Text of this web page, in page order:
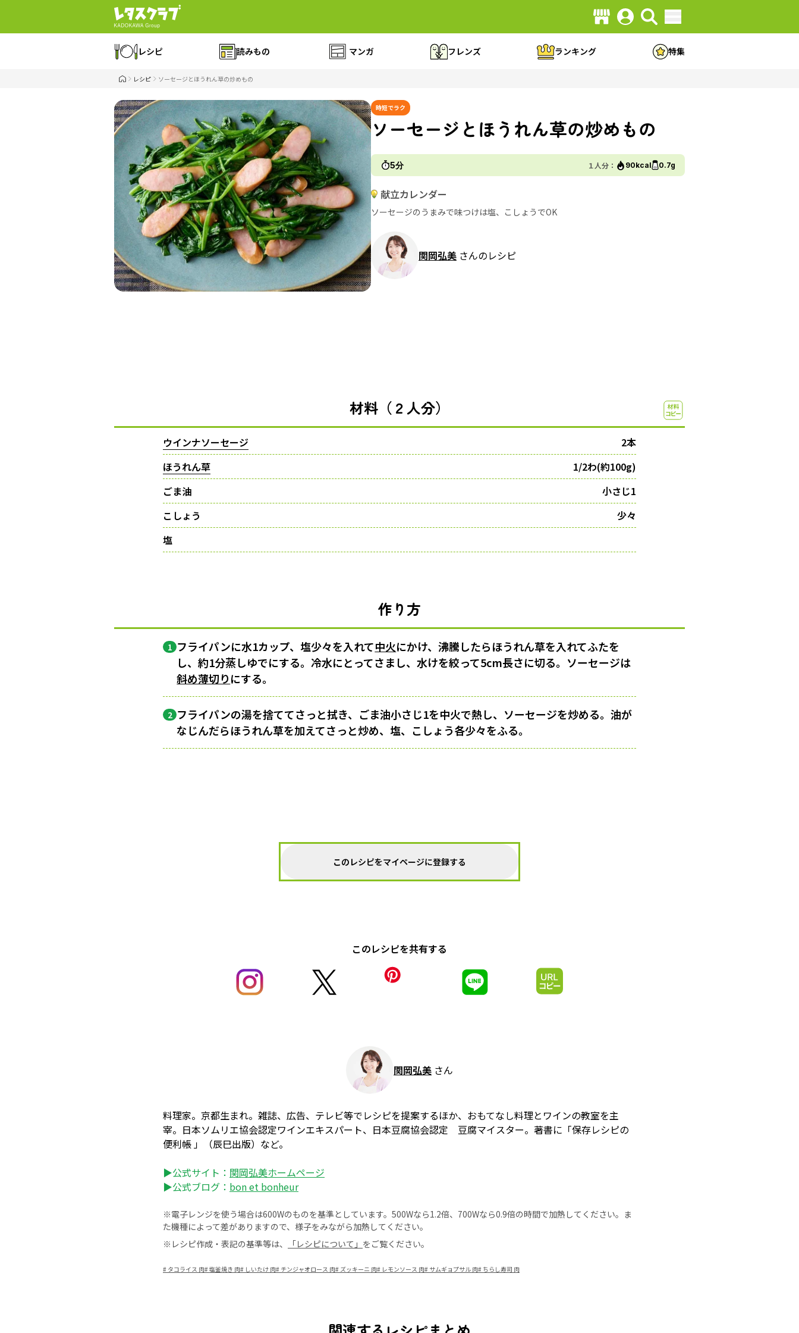
レシピ 読みもの マンガ フレンズ ランキング 特集
レシピ ソーセージとほうれん草の炒めもの
時短でラク
ソーセージとほうれん草の炒めもの
5分 １人分： 90kcal 0.7g
献立カレンダー
ソーセージのうまみで味つけは塩、こしょうでOK
関岡弘美 さんのレシピ
材料（２人分）
ウインナソーセージ
2本
ほうれん草
1/2わ(約100g)
ごま油
小さじ1
こしょう
少々
塩
作り方
1 フライパンに水1カップ、塩少々を入れて中火にかけ、沸騰したらほうれん草を入れてふたを
し、約1分蒸しゆでにする。冷水にとってさまし、水けを絞って5cm長さに切る。ソーセージは
斜め薄切りにする。
2 フライパンの湯を捨ててさっと拭き、ごま油小さじ1を中火で熱し、ソーセージを炒める。油が
なじんだらほうれん草を加えてさっと炒め、塩、こしょう各少々をふる。
このレシピをマイページに登録する
このレシピを共有する
関岡弘美 さん
料理家。京都生まれ。雑誌、広告、テレビ等でレシピを提案するほか、おもてなし料理とワインの教室を主
宰。日本ソムリエ協会認定ワインエキスパート、日本豆腐協会認定 豆腐マイスター。著書に「保存レシピの
便利帳 」（辰巳出版）など。
▶公式サイト： 関岡弘美ホームページ
▶公式ブログ： bon et bonheur
※電子レンジを使う場合は600Wのものを基準としています。500Wなら1.2倍、700Wなら0.9倍の時間で加熱してください。ま
た機種によって差がありますので、様子をみながら加熱してください。
※レシピ作成・表記の基準等は、
「レシピについて」 をご覧ください。
# タコライス 肉#塩釜焼き 肉# しいたけ 肉# チンジャオロース 肉# ズッキーニ 肉# レモンソース 肉# サムギョプサル 肉# ちらし寿司 肉